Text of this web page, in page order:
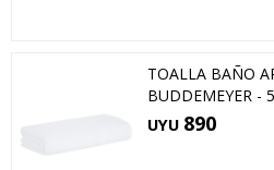
TOALLA BAÑO
BUDDEMEYER -
UYU 890